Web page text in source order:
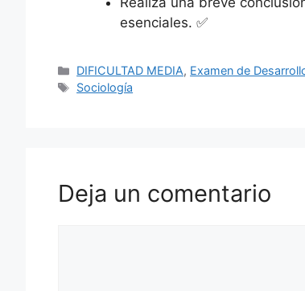
esenciales. ✅
Categorías
DIFICULTAD MEDIA, Examen de
Etiquetas
Sociología
Deja un comentario